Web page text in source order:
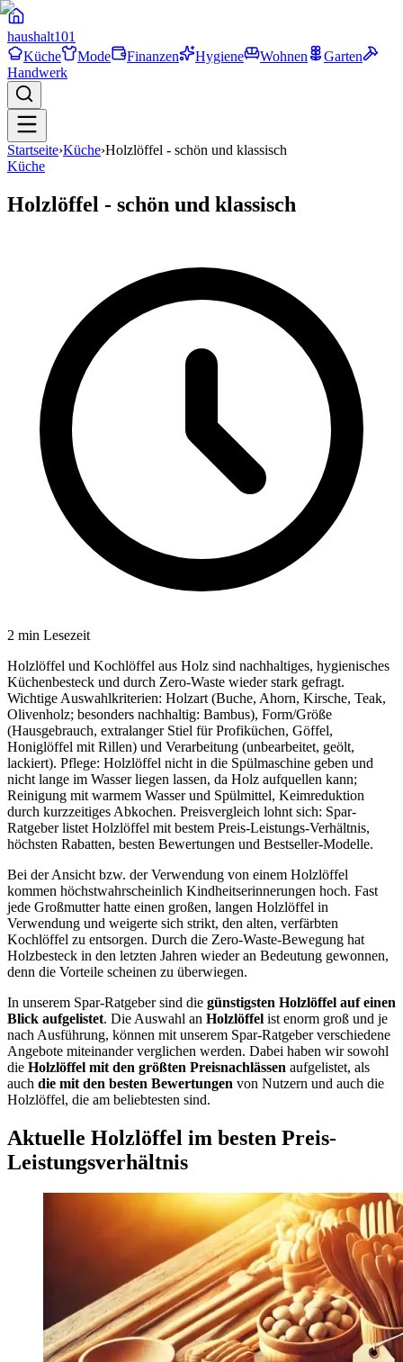
haushalt101
Küche
Mode Finanzen Hygiene Wohnen
Garten
Handwerk
Startseite›Küche›Holzlöffel - schön und klassisch
Küche
Holzlöffel - schön und klassisch
2 min Lesezeit
Holzlöffel und Kochlöffel aus Holz sind nachhaltiges, hygienisches
Küchenbesteck und durch Zero-Waste wieder stark gefragt.
Wichtige Auswahlkriterien: Holzart (Buche, Ahorn, Kirsche, Teak,
Olivenholz; besonders nachhaltig: Bambus), Form/Größe
(Hausgebrauch, extralanger Stiel für Profiküchen, Göffel,
Honiglöffel mit Rillen) und Verarbeitung (unbearbeitet, geölt,
lackiert). Pflege: Holzlöffel nicht in die Spülmaschine geben und
nicht lange im Wasser liegen lassen, da Holz aufquellen kann;
Reinigung mit warmem Wasser und Spülmittel, Keimreduktion
durch kurzzeitiges Abkochen. Preisvergleich lohnt sich: Spar-
Ratgeber listet Holzlöffel mit bestem Preis-Leistungs-Verhältnis,
höchsten Rabatten, besten Bewertungen und Bestseller-Modelle.
Bei der Ansicht bzw. der Verwendung von einem Holzlöffel
kommen höchstwahrscheinlich Kindheitserinnerungen hoch. Fast
jede Großmutter hatte einen großen, langen Holzlöffel in
Verwendung und weigerte sich strikt, den alten, verfärbten
Kochlöffel zu entsorgen. Durch die Zero-Waste-Bewegung hat
Holzbesteck in den letzten Jahren wieder an Bedeutung gewonnen,
denn die Vorteile scheinen zu überwiegen.
In unserem Spar-Ratgeber sind die günstigsten Holzlöffel auf einen
Blick aufgelistet. Die Auswahl an Holzlöffel ist enorm groß und je
nach Ausführung, können mit unserem Spar-Ratgeber verschiedene
Angebote miteinander verglichen werden. Dabei haben wir sowohl
die Holzlöffel mit den größten Preisnachlässen aufgelistet, als
auch die mit den besten Bewertungen von Nutzern und auch die
Holzlöffel, die am beliebtesten sind.
Aktuelle Holzlöffel im besten Preis-
Leistungsverhältnis